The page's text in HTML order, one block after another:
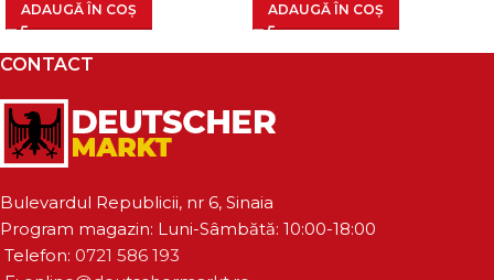
ADAUGĂ ÎN COȘ ADAUGĂ ÎN COȘ
CONTACT
Bulevardul Republicii, nr 6, Sinaia
Program magazin: Luni-Sâmbătă: 10:00-18:00
Telefon: 0721 586 193